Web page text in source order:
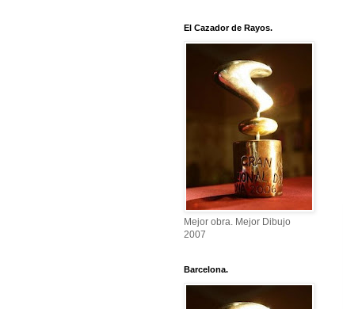
El Cazador de Rayos.
Mejor obra. Mejor Dibujo
2007
Barcelona.